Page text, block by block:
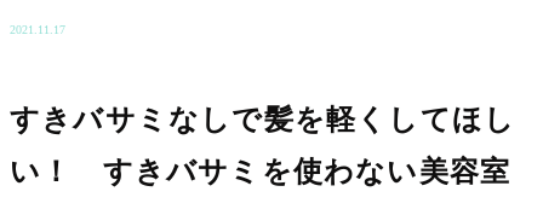
2021.11.17
すきバサミなしで髪を軽くしてほし
い！ すきバサミを使わない美容室